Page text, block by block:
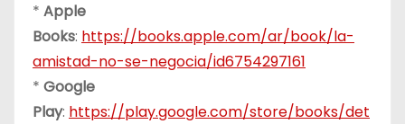
* Apple
Books: https://books.apple.com/ar/book/la-
amistad-no-se-negocia/id6754297161
* Google
Play: https://play.google.com/store/books/det